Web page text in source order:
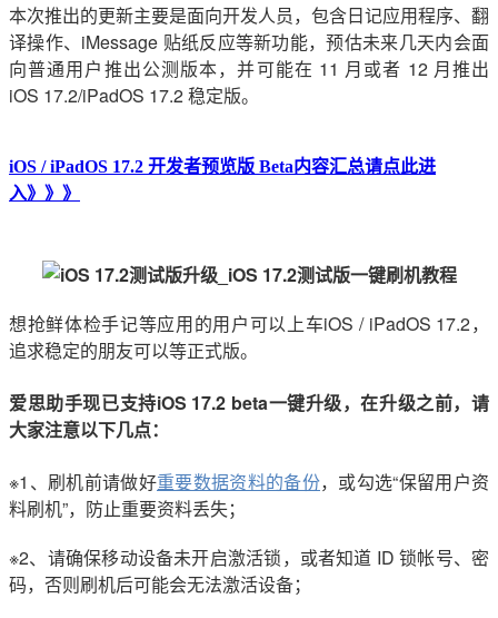
本次推出的更新主要是面向开发人员，包含日记应用程序、翻
译操作、iMessage 贴纸反应等新功能，预估未来几天内会面
向普通用户推出公测版本，并可能在 11 月或者 12 月推出
iOS 17.2/iPadOS 17.2 稳定版。
iOS / iPadOS 17.2 开发者预览版 Beta内容汇总请点此进
入》》》
想抢鲜体检手记等应用的用户可以上车iOS / iPadOS 17.2，
追求稳定的朋友可以等正式版。
爱思助手现已支持iOS 17.2 beta一键升级，在升级之前，请
大家注意以下几点：
※1、刷机前请做好重要数据资料的备份，或勾选“保留用户资
料刷机”，防止重要资料丢失；
※2、请确保移动设备未开启激活锁，或者知道 ID 锁帐号、密
码，否则刷机后可能会无法激活设备；